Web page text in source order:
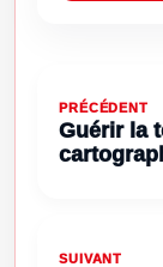
PRÉCÉDENT
Guérir la
SUIVANT